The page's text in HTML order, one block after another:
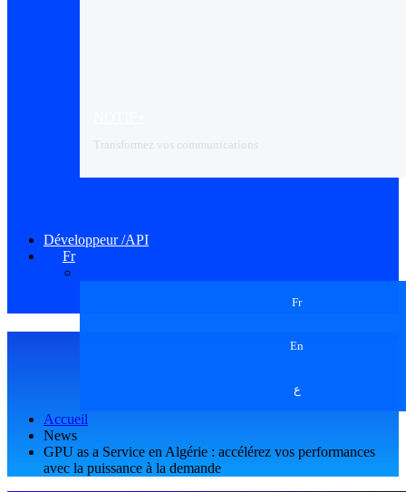
Transformez vos communications
Développeur /API
Fr
Fr
En
ع
Accueil
News
GPU as a Service en Algérie : accélérez vos performances
avec la puissance à la demande